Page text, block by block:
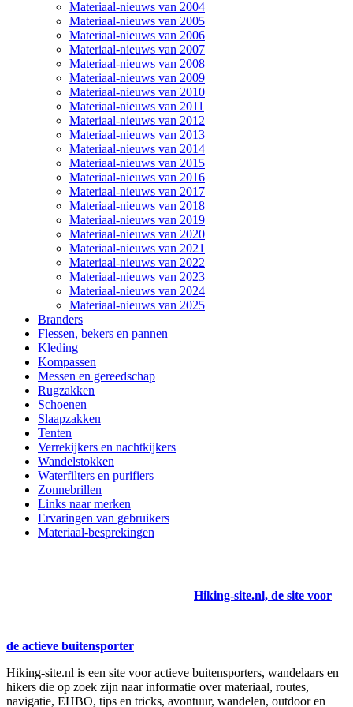
Materiaal-nieuws van 2004
Materiaal-nieuws van 2005
Materiaal-nieuws van 2006
Materiaal-nieuws van 2007
Materiaal-nieuws van 2008
Materiaal-nieuws van 2009
Materiaal-nieuws van 2010
Materiaal-nieuws van 2011
Materiaal-nieuws van 2012
Materiaal-nieuws van 2013
Materiaal-nieuws van 2014
Materiaal-nieuws van 2015
Materiaal-nieuws van 2016
Materiaal-nieuws van 2017
Materiaal-nieuws van 2018
Materiaal-nieuws van 2019
Materiaal-nieuws van 2020
Materiaal-nieuws van 2021
Materiaal-nieuws van 2022
Materiaal-nieuws van 2023
Materiaal-nieuws van 2024
Materiaal-nieuws van 2025
Branders
Flessen, bekers en pannen
Kleding
Kompassen
Messen en gereedschap
Rugzakken
Schoenen
Slaapzakken
Tenten
Verrekijkers en nachtkijkers
Wandelstokken
Waterfilters en purifiers
Zonnebrillen
Links naar merken
Ervaringen van gebruikers
Materiaal-besprekingen
Hiking-site.nl, de site voor
de actieve buitensporter
Hiking-site.nl is een site voor actieve buitensporters, wandelaars en
hikers die op zoek zijn naar informatie over materiaal, routes,
navigatie, EHBO, tips en tricks, avontuur, wandelen, outdoor en